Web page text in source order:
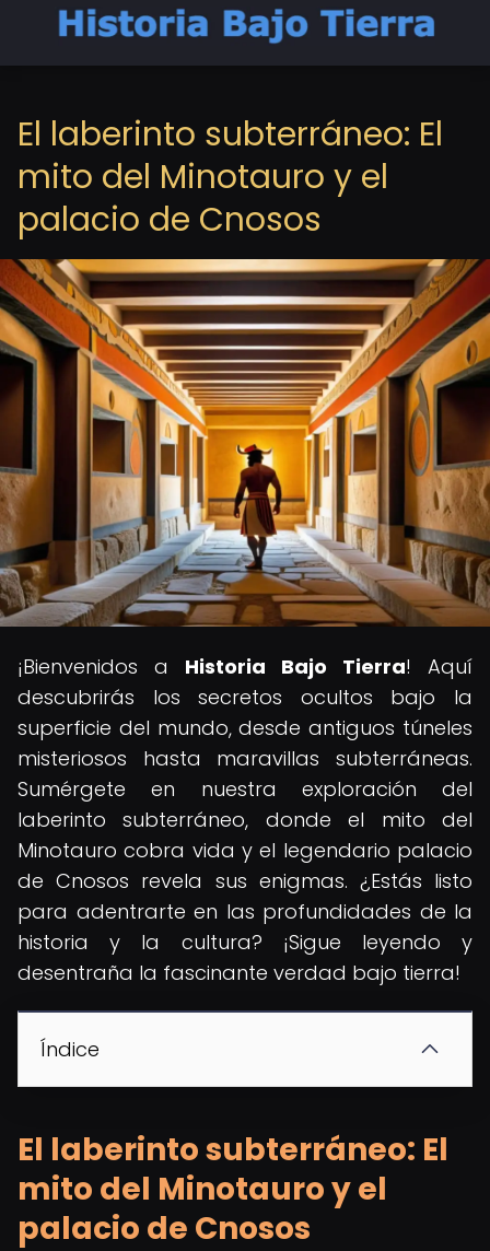
El laberinto subterráneo: El
mito del Minotauro y el
palacio de Cnosos
¡Bienvenidos a Historia Bajo Tierra! Aquí
descubrirás los secretos ocultos bajo la
superficie del mundo, desde antiguos túneles
misteriosos hasta maravillas subterráneas.
Sumérgete en nuestra exploración del
laberinto subterráneo, donde el mito del
Minotauro cobra vida y el legendario palacio
de Cnosos revela sus enigmas. ¿Estás listo
para adentrarte en las profundidades de la
historia y la cultura? ¡Sigue leyendo y
desentraña la fascinante verdad bajo tierra!
Índice
El laberinto subterráneo: El
mito del Minotauro y el
palacio de Cnosos